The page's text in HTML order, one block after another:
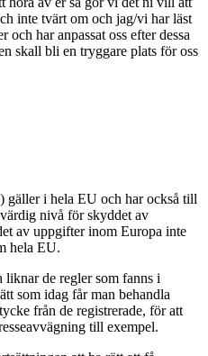
inte tvärt om och jag/vi har läst
har anpassat oss efter dessa
skall bli en tryggare plats för oss
gäller i hela EU och har också till
nivå för skyddet av
av uppgifter inom Europa inte
hela EU.
de regler som fanns i
som idag får man behandla
från de registrerade, för att
till exempel.